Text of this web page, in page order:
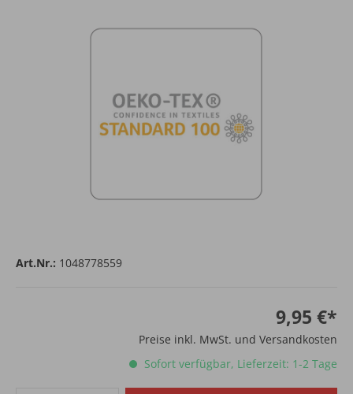
Art.Nr.: 1048778559
9,95 €*
Preise inkl. MwSt. und Versandkosten
Sofort verfügbar, Lieferzeit: 1-2 Tage